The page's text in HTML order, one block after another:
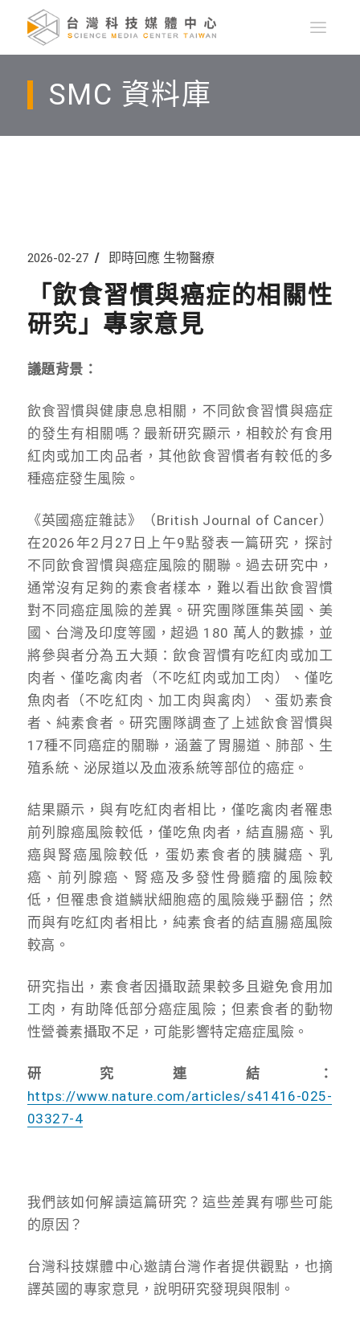
SMC 資料庫
2026-02-27 即時回應 生物醫療
「飲食習慣與癌症的相關性
研究」專家意見
議題背景：
飲食習慣與健康息息相關，不同飲食習慣與癌症
的發生有相關嗎？最新研究顯示，相較於有食用
紅肉或加工肉品者，其他飲食習慣者有較低的多
種癌症發生風險。
《英國癌症雜誌》（British Journal of Cancer）
在2026年2月27日上午9點發表一篇研究，探討
不同飲食習慣與癌症風險的關聯。過去研究中，
通常沒有足夠的素食者樣本，難以看出飲食習慣
對不同癌症風險的差異。研究團隊匯集英國、美
國、台灣及印度等國，超過 180 萬人的數據，並
將參與者分為五大類：飲食習慣有吃紅肉或加工
肉者、僅吃禽肉者（不吃紅肉或加工肉）、僅吃
魚肉者（不吃紅肉、加工肉與禽肉）、蛋奶素食
者、純素食者。研究團隊調查了上述飲食習慣與
17種不同癌症的關聯，涵蓋了胃腸道、肺部、生
殖系統、泌尿道以及血液系統等部位的癌症。
結果顯示，與有吃紅肉者相比，僅吃禽肉者罹患
前列腺癌風險較低，僅吃魚肉者，結直腸癌、乳
癌與腎癌風險較低，蛋奶素食者的胰臟癌、乳
癌、前列腺癌、腎癌及多發性骨髓瘤的風險較
低，但罹患食道鱗狀細胞癌的風險幾乎翻倍；然
而與有吃紅肉者相比，純素食者的結直腸癌風險
較高。
研究指出，素食者因攝取蔬果較多且避免食用加
工肉，有助降低部分癌症風險；但素食者的動物
性營養素攝取不足，可能影響特定癌症風險。
研究連結：
https://www.nature.com/articles/s41416-025-
03327-4
我們該如何解讀這篇研究？ 這些差異有哪些可能
的原因？
台灣科技媒體中心邀請台灣作者提供觀點，也摘
譯英國的專家意見，說明研究發現與限制。